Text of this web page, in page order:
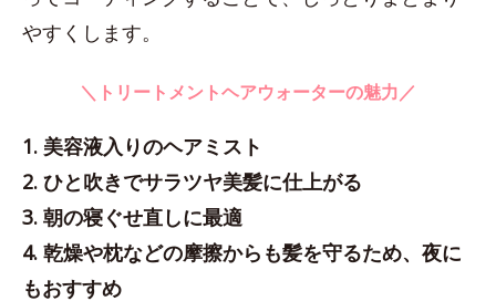
やすくします。
＼トリートメントヘアウォーターの魅力／
1. 美容液入りのヘアミスト
2. ひと吹きでサラツヤ美髪に仕上がる
3. 朝の寝ぐせ直しに最適
4. 乾燥や枕などの摩擦からも髪を守るため、夜に
もおすすめ